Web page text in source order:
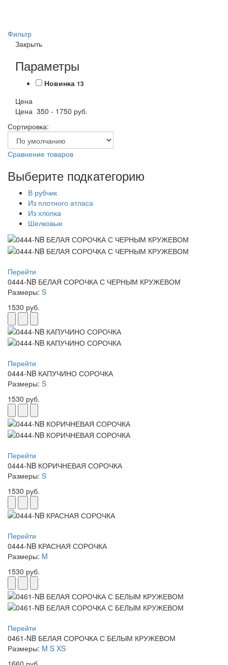
Фильтр
Закрыть
Параметры
Новинка 13
Цена
Цена 350 - 1750 руб.
Сортировка:
Сравнение товаров
Выберите подкатегорию
В рубчик
Из плотного атласа
Из хлопка
Шелковые
Перейти
0444-NB БЕЛАЯ СОРОЧКА С ЧЕРНЫМ КРУЖЕВОМ
Размеры: S
1530 руб.
Перейти
0444-NB КАПУЧИНО СОРОЧКА
Размеры: S
1530 руб.
Перейти
0444-NB КОРИЧНЕВАЯ СОРОЧКА
Размеры: S
1530 руб.
Перейти
0444-NB КРАСНАЯ СОРОЧКА
Размеры: M
1530 руб.
Перейти
0461-NB БЕЛАЯ СОРОЧКА С БЕЛЫМ КРУЖЕВОМ
Размеры: M S XS